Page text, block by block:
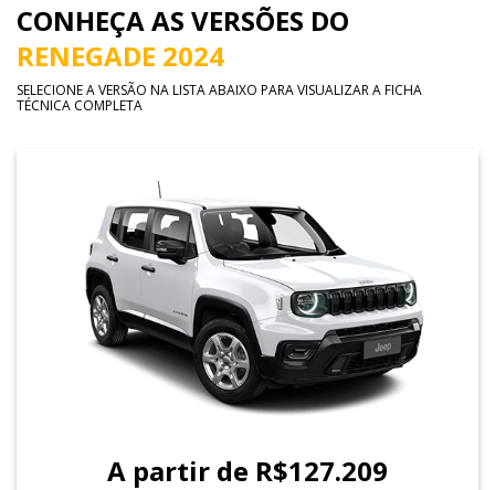
CONHEÇA AS VERSÕES DO
RENEGADE 2024
SELECIONE A VERSÃO NA LISTA ABAIXO PARA VISUALIZAR A FICHA
TÉCNICA COMPLETA
A partir de R$127.209